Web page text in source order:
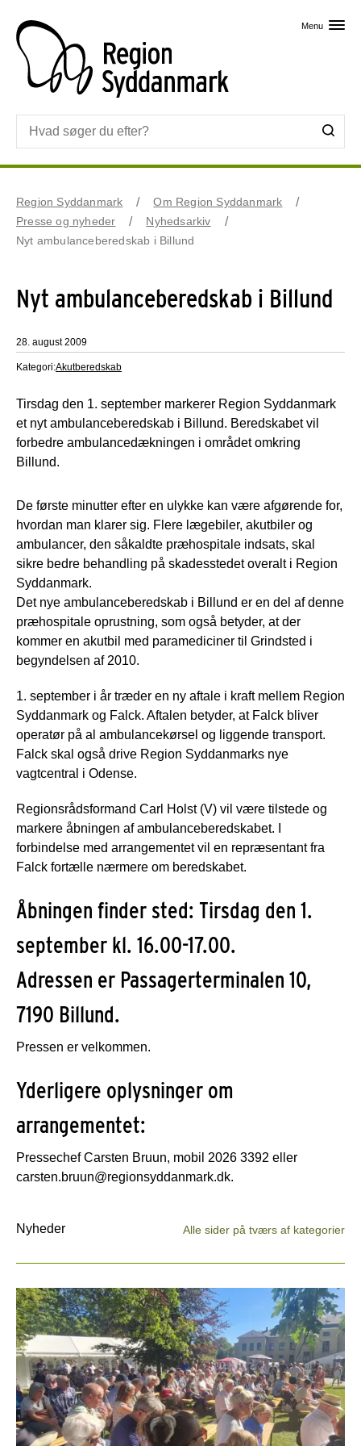
Menu
Region Syddanmark
Om Region Syddanmark
Presse og nyheder
Nyhedsarkiv
Nyt ambulanceberedskab i Billund
Nyt ambulanceberedskab i Billund
28. august 2009
Kategori:Akutberedskab
Tirsdag den 1. september markerer Region Syddanmark
et nyt ambulanceberedskab i Billund. Beredskabet vil
forbedre ambulancedækningen i området omkring
Billund.
De første minutter efter en ulykke kan være afgørende for,
hvordan man klarer sig. Flere lægebiler, akutbiler og
ambulancer, den såkaldte præhospitale indsats, skal
sikre bedre behandling på skadesstedet overalt i Region
Syddanmark.
Det nye ambulanceberedskab i Billund er en del af denne
præhospitale oprustning, som også betyder, at der
kommer en akutbil med paramediciner til Grindsted i
begyndelsen af 2010.
1. september i år træder en ny aftale i kraft mellem Region
Syddanmark og Falck. Aftalen betyder, at Falck bliver
operatør på al ambulancekørsel og liggende transport.
Falck skal også drive Region Syddanmarks nye
vagtcentral i Odense.
Regionsrådsformand Carl Holst (V) vil være tilstede og
markere åbningen af ambulanceberedskabet. I
forbindelse med arrangementet vil en repræsentant fra
Falck fortælle nærmere om beredskabet.
Åbningen finder sted: Tirsdag den 1.
september kl. 16.00-17.00.
Adressen er Passagerterminalen 10,
7190 Billund.
Pressen er velkommen.
Yderligere oplysninger om
arrangementet:
Pressechef Carsten Bruun, mobil 2026 3392 eller
carsten.bruun@regionsyddanmark.dk.
Nyheder Alle sider på tværs af kategorier